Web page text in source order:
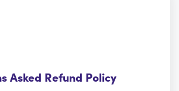
Asked Refund Policy